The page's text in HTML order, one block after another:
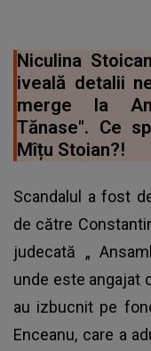
Niculina
iveală detalii
merge la
Tănase". Ce
Mîțu Stoian?!
Scandalul a fost
de către
judecată „
unde este angajat
au izbucnit pe
Enceanu, care a